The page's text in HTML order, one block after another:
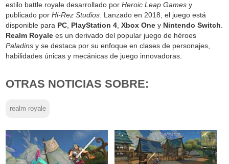
estilo battle royale desarrollado porHeroic Leap Games y
publicado porHi-Rez Studios . Lanzado en 2018, el juego está
disponible para PC PlayStation 4 ,Xbox One y Nintendo Switch
Realm Royale es un derivado del popular juego de héroes
Paladins y se destaca por su enfoque en clases de personajes,
habilidades únicas y mecánicas de juego innovadoras.
OTRAS NOTICIAS SOBRE:
realm royale